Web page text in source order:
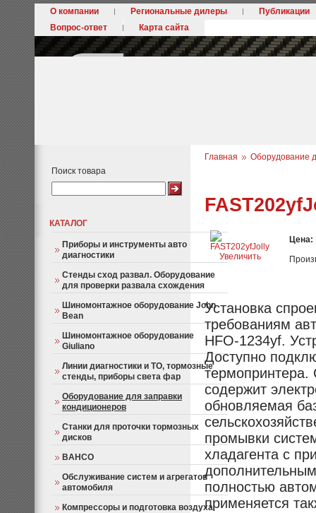
О компании Региональные дилеры
Публикации
Вопрос-ответ
Карта сайта
Поиск товара
КАТАЛОГ
Приборы и инструменты авто
диагностики
Стенды сход развал. Оборудование
для проверки развала схождения
Шиномонтажное оборудование John
Bean
Шиномонтажное оборудование
Giuliano
Линии диагностики и ТО, тормозные
стенды, приборы света фар
Оборудование для заправки
кондиционеров
Станки для проточки тормозных
дисков
BAHCO
Обслуживание систем и агрегатов
автомобиля
Компрессоры и подготовка воздуха
Главная Оборудование
Увеличить
Цена:
Установка
требованиям
HFO-1234yf.
Доступно
термопринтера.
содержит
обновляемая
промывки
хладагента с
полностью
применяется